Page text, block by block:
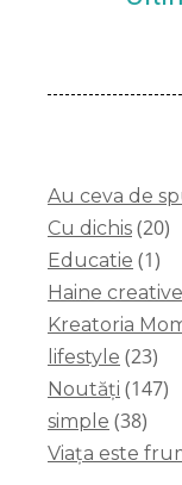
Au ceva de
Cu dichis (20)
Educatie (1)
Haine creative
Kreatoria
lifestyle (23)
Noutăți (147)
simple (38)
Viața este